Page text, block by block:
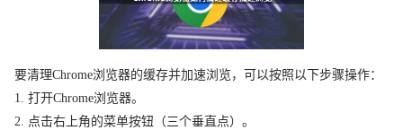
要清理Chrome浏览器的缓存并加速浏览，可以按照以下步骤操作：
1. 打开Chrome浏览器。
2. 点击右上角的菜单按钮（三个垂直点）。